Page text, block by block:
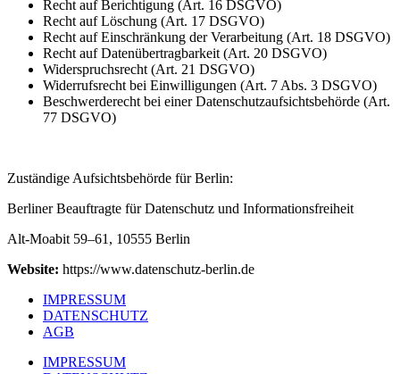
Recht auf Berichtigung (Art. 16 DSGVO)
Recht auf Löschung (Art. 17 DSGVO)
Recht auf Einschränkung der Verarbeitung (Art. 18 DSGVO)
Recht auf Datenübertragbarkeit (Art. 20 DSGVO)
Widerspruchsrecht (Art. 21 DSGVO)
Widerrufsrecht bei Einwilligungen (Art. 7 Abs. 3 DSGVO)
Beschwerderecht bei einer Datenschutzaufsichtsbehörde (Art.
77 DSGVO)
Zuständige Aufsichtsbehörde für Berlin:
Berliner Beauftragte für Datenschutz und Informationsfreiheit
Alt-Moabit 59–61, 10555 Berlin
Website: https://www.datenschutz-berlin.de
IMPRESSUM
DATENSCHUTZ
AGB
IMPRESSUM